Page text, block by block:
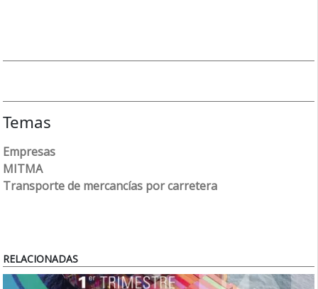
Temas
Empresas
MITMA
Transporte de mercancías por carretera
RELACIONADAS